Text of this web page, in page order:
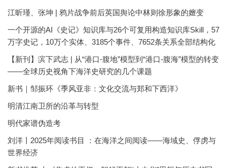
江昕瑾、张坤 | 鸦片战争前后英国舆论中林则徐形象的嬗变
一个开源的AI《史记》知识库与26个可复用构造知识库Skill，57
万字史记，10万个实体、3185个事件、7652条关系全部结构化
【新刊】滨下武志 | 从“港口-腹地”模型到“港口-腹海”模型的转变
——全球历史视角下海洋史研究的几个课题
新书｜邹振环《季风亚非：文化交流与郑和下西洋》
明清江南卫所的沿革与转型
明代家谱伪造考
刘洋丨2025年阅读书目 ：在海洋之间阅读——海域史、俘虏与
世界经济